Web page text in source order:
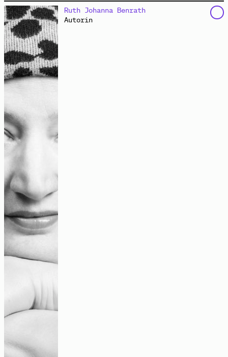
ist nach dem Studium der Sozialpädagogik in die
politische und internationale Jugend- und
Erwachsenenbildung eingestiegen. Mit Komplizinnen
gründete sie 2006 in Hamburg den gemeinnützigen
Bildungsverein
Prozessbegleiterin arbeitet sie in sozialen
Organisationen und Netzwerken. Sie moderiert
Veranstaltungen und Versammlungen, koordiniert
deutsch-französische Projekte der Jugendhilfe und
engagiert sie sich im
Stadt.
Ruth Johanna Benrath
Autorin